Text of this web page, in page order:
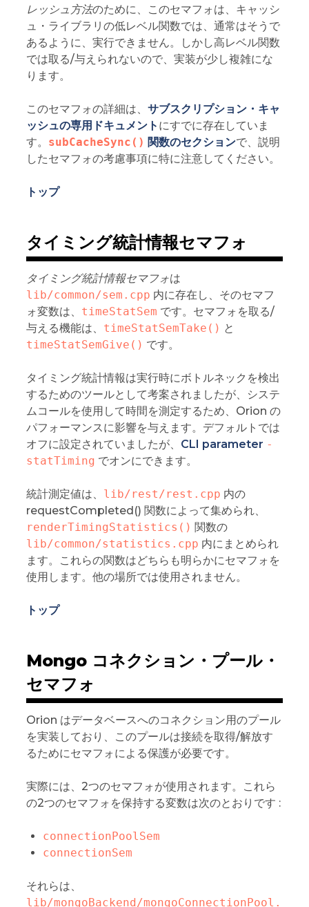
レッシュ方法のために、このセマフォは、キャッシ
ュ・ライブラリの低レベル関数では、通常はそうで
あるように、実行できません。しかし高レベル関数
では取る/与えられないので、実装が少し複雑にな
ります。
このセマフォの詳細は、 サブスクリプション・キャ
ッシュの専用ドキュメント にすでに存在していま
す。 subCacheSync() 関数のセクションで、説明
したセマフォの考慮事項に特に注意してください。
トップ
タイミング統計情報セマフォ
タイミング統計情報セマフォは
lib/common/sem.cpp 内に存在し、そのセマフ
ォ変数は、 timeStatSem です。セマフォを取る/
与える機能は、 timeStatSemTake() と
timeStatSemGive() です。
タイミング統計情報は実行時にボトルネックを検出
するためのツールとして考案されましたが、システ
ムコールを使用して時間を測定するため、Orion の
パフォーマンスに影響を与えます。デフォルトでは
オフに設定されていましたが、 CLI parameter -
statTiming でオンにできます。
統計測定値は、 lib/rest/rest.cpp 内の
requestCompleted() 関数によって集められ、
renderTimingStatistics() 関数の
lib/common/statistics.cpp 内にまとめられ
ます。これらの関数はどちらも明らかにセマフォを
使用します。他の場所では使用されません。
トップ
Mongo コネクション・プール・
セマフォ
Orion はデータベースへのコネクション用のプール
を実装しており、このプールは接続を取得/解放す
るためにセマフォによる保護が必要です。
実際には、2つのセマフォが使用されます。これら
の2つのセマフォを保持する変数は次のとおりです :
connectionPoolSem
connectionSem
それらは、
lib/mongoBackend/mongoConnectionPool.